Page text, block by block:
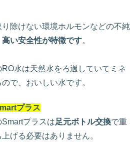
除けない環境ホルモンなどの不純
高い安全性が特徴です。
水は天然水をろ過していてミネ
で、おいしい水です。
プラス
プラスは足元ボトル交換で重
上げる必要はありません。